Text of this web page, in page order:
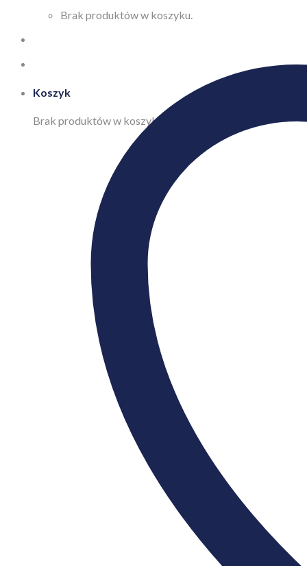
Brak produktów w koszyku.
Koszyk
Brak produktów w koszyku.